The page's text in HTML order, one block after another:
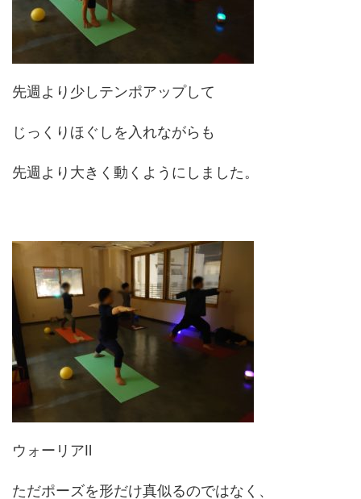
先週より少しテンポアップして
じっくりほぐしを入れながらも
先週より大きく動くようにしました。
ウォーリアⅡ
ただポーズを形だけ真似るのではなく、